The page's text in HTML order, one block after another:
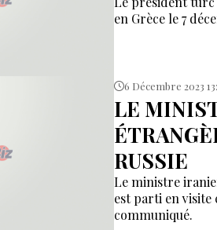
en Grèce le 7
6 Décembre 2023
LE
RUSSIE
Le ministre
est parti en visite
communiqué.